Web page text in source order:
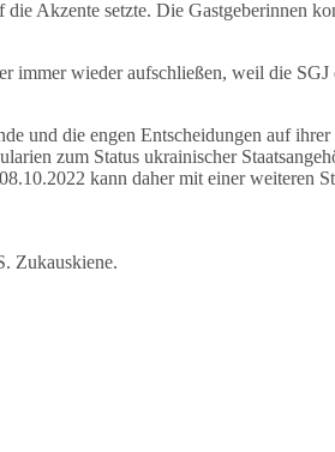
Akzente setzte. Die Gastgeberinnen
immer wieder aufschließen, weil die
und die engen Entscheidungen auf
zum Status ukrainischer
kann daher mit einer weiteren
Zukauskiene.